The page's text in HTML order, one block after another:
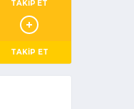
TAKİP ET
TAKİP ET